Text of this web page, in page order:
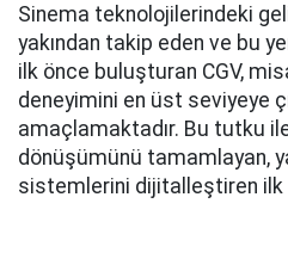
Sinema teknolojilerindeki
yakından takip eden ve bu
ilk önce buluşturan CGV,
deneyimini en üst seviyeye
amaçlamaktadır. Bu tutku ile
dönüşümünü tamamlayan,
sistemlerini dijitalleştiren